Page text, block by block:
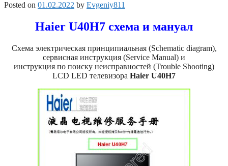
Posted on 01.02.2022 by Evgeniy811
Haier U40H7 схема и мануал
Схема электрическая принципиальная (Schematic diagram),
сервисная инструкция (Service Manual) и
инструкция по поиску неисправностей (Trouble Shooting)
LCD LED телевизора Haier U40H7